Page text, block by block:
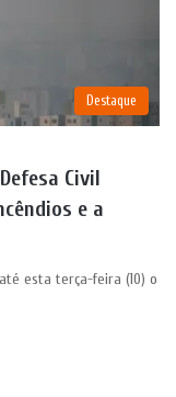
Destaque
Civil
e a
esta terça-feira (10) o